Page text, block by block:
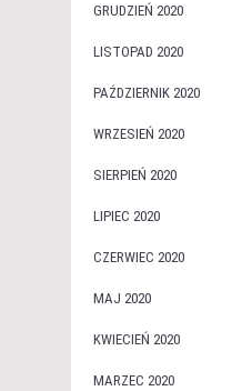
GRUDZIEŃ 2020
LISTOPAD 2020
PAŹDZIERNIK 2020
WRZESIEŃ 2020
SIERPIEŃ 2020
LIPIEC 2020
CZERWIEC 2020
MAJ 2020
KWIECIEŃ 2020
MARZEC 2020